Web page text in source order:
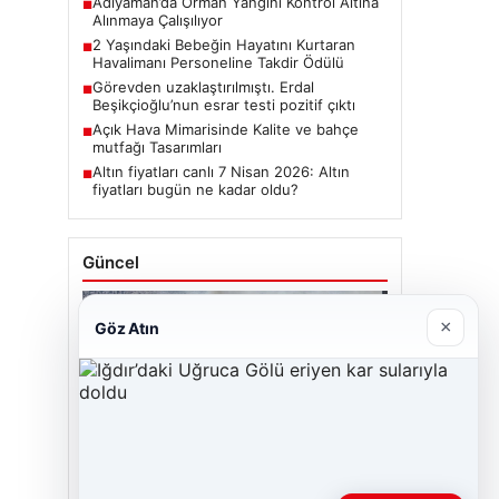
■
Alınmaya Çalışılıyor
■2 Yaşındaki Bebeğin Hayatını Kurtaran
Havalimanı Personeline Takdir Ödülü
■Görevden uzaklaştırılmıştı. Erdal
Beşikçioğlu’nun esrar testi pozitif çıktı
■Açık Hava Mimarisinde Kalite ve bahçe
mutfağı Tasarımları
■Altın fiyatları canlı 7 Nisan 2026: Altın
fiyatları bugün ne kadar oldu?
Güncel
06/08/2026
Göz Atın ×